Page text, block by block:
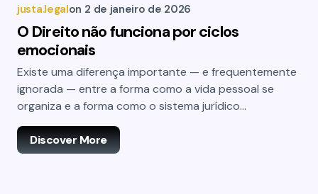
justa.legalon 2 de janeiro de 2026
O Direito não funciona por ciclos
emocionais
Existe uma diferença importante — e frequentemente
ignorada — entre a forma como a vida pessoal se
organiza e a forma como o sistema jurídico…
Discover More